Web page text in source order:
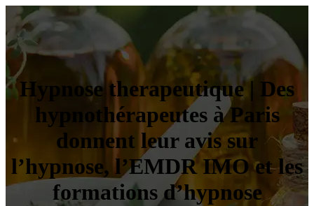
Hypnose therapeuti­que | Des
hypnothérapeu­tes à Paris
donnent leur avis sur
l’hypnose, l’EMDR IMO et les
formations d’hypnose